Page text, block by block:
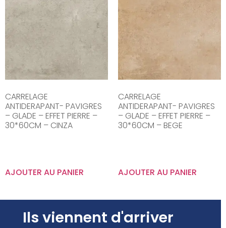
CARRELAGE
ANTIDERAPANT- PAVIGRES
– GLADE – EFFET PIERRE –
30*60CM – CINZA
AJOUTER AU PANIER
CARRELAGE
ANTIDERAPANT- PAVIGRES
– GLADE – EFFET PIERRE –
30*60CM – BEGE
AJOUTER AU PANIER
Ils viennent d'arriver